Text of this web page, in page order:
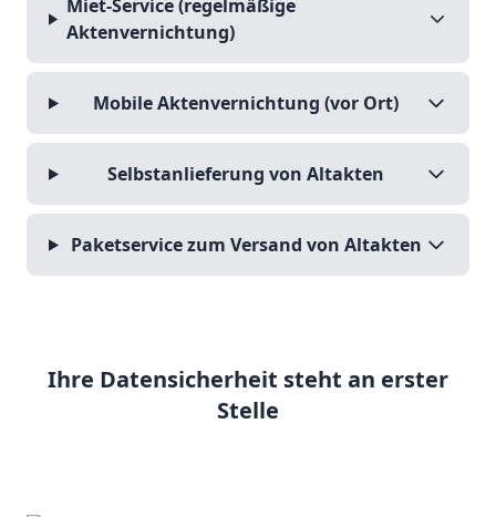
Miet-Service (regelmäßige
Aktenvernichtung)
Mobile Aktenvernichtung (vor Ort)
Selbstanlieferung von Altakten
Paketservice zum Versand von Altakten
Ihre Datensicherheit steht an erster
Stelle